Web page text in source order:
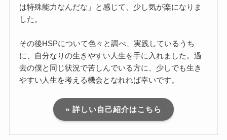
は特殊能力なんだな」と感じて、少し気が楽になりま
した。
その後HSPについて色々と調べ、実践しているうち
に、自分なりの生きやすい人生を手に入れました。過
去の僕と同じ状況で苦しんでいる方に、少しでも生き
やすい人生を考える機会となれれば幸いです。
» 詳しい自己紹介はこちら